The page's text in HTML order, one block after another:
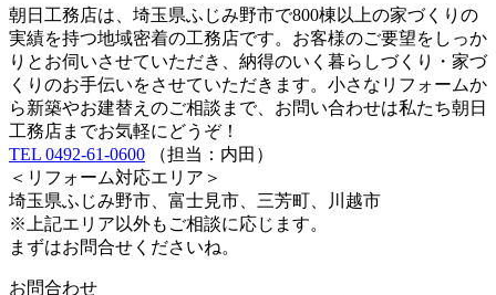
朝日工務店は、埼玉県ふじみ野市で800棟以上の家づくりの
実績を持つ地域密着の工務店です。お客様のご要望をしっか
りとお伺いさせていただき、納得のいく暮らしづくり・家づ
くりのお手伝いをさせていただきます。小さなリフォームか
ら新築やお建替えのご相談まで、お問い合わせは私たち朝日
工務店までお気軽にどうぞ！
TEL 0492-61-0600 （担当：内田）
＜リフォーム対応エリア＞
埼玉県ふじみ野市、富士見市、三芳町、川越市
※上記エリア以外もご相談に応じます。
まずはお問合せくださいね。
お問合わせ